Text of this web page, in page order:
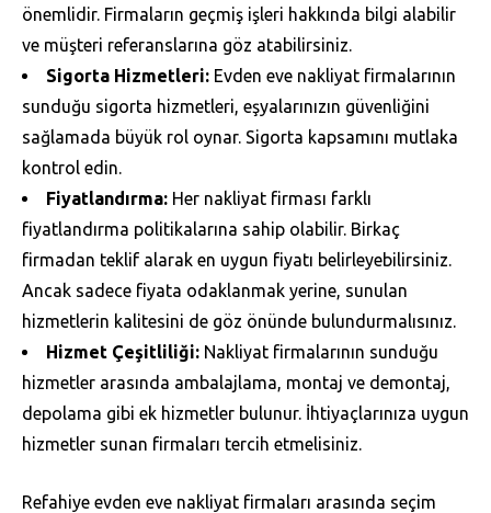
önemlidir. Firmaların geçmiş işleri hakkında bilgi alabilir
ve müşteri referanslarına göz atabilirsiniz.
Sigorta Hizmetleri: Evden eve nakliyat firmalarının
sunduğu sigorta hizmetleri, eşyalarınızın güvenliğini
sağlamada büyük rol oynar. Sigorta kapsamını mutlaka
kontrol edin.
Fiyatlandırma: Her nakliyat firması farklı
fiyatlandırma politikalarına sahip olabilir. Birkaç
firmadan teklif alarak en uygun fiyatı belirleyebilirsiniz.
Ancak sadece fiyata odaklanmak yerine, sunulan
hizmetlerin kalitesini de göz önünde bulundurmalısınız.
Hizmet Çeşitliliği: Nakliyat firmalarının sunduğu
hizmetler arasında ambalajlama, montaj ve demontaj,
depolama gibi ek hizmetler bulunur. İhtiyaçlarınıza uygun
hizmetler sunan firmaları tercih etmelisiniz.
Refahiye evden eve nakliyat firmaları arasında seçim